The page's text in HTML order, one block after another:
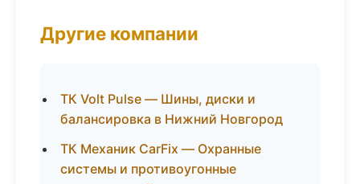
Другие компании
ТК Volt Pulse — Шины, диски и
балансировка в Нижний Новгород
ТК Механик CarFix — Охранные
системы и противоугонные